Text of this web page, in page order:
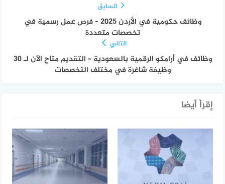
السابق
وظائف حكومية في الأردن 2025 – فرص عمل رسمية في
تخصصات متعددة
التالي
وظائف في أرامكو الرقمية بالسعودية – التقديم متاح الآن لـ 30
وظيفة شاغرة في مختلف التخصصات
إقرأ أيضا